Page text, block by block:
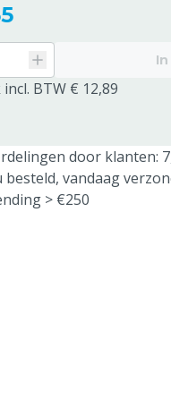
BTW € 12,89
door klanten:
besteld, vandaag
> €250